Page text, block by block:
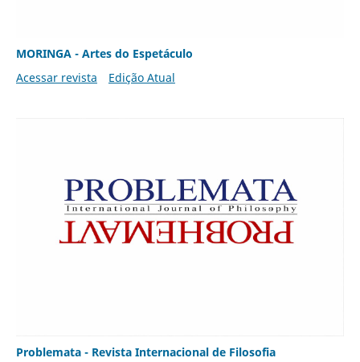
MORINGA - Artes do Espetáculo
Acessar revista
Edição Atual
Problemata - Revista Internacional de Filosofia